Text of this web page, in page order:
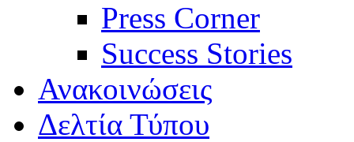
Press Corner
Success Stories
Ανακοινώσεις
Δελτία Τύπου